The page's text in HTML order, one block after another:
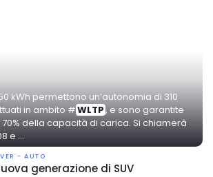
kWh permettono un’autonomia di 310
in ambito #WLTP, e sono garantite
70% della capacità di carica. Si chiamerà
e ...
- AUTO
generazione di SUV